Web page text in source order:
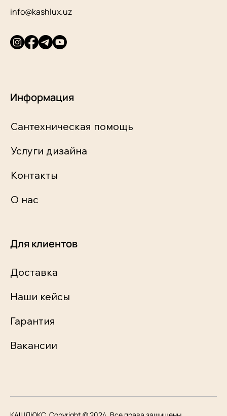
info@kashlux.uz
Информация
Сантехническая помощь
Услуги дизайна
Контакты
О нас
Для клиентов
Доставка
Наши кейсы
Гарантия
Вакансии